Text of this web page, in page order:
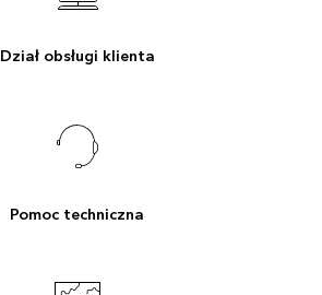
Dział obsługi klienta
Pomoc techniczna